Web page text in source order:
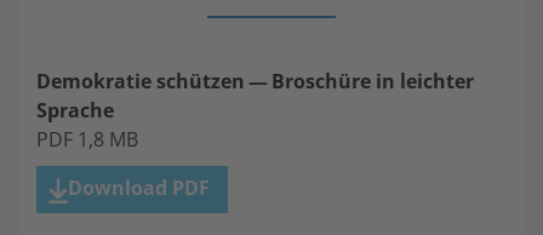
Demo­kra­tie schüt­zen — Broschüre in leich­ter
Spra­che
PDF 1,8 MB
Down­load PDF